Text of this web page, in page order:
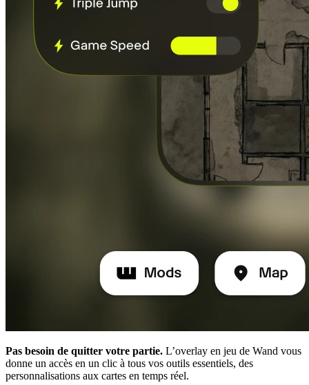
Pas besoin de quitter votre partie. L’overlay en jeu de Wand vous
donne un accès en un clic à tous vos outils essentiels, des
personnalisations aux cartes en temps réel.